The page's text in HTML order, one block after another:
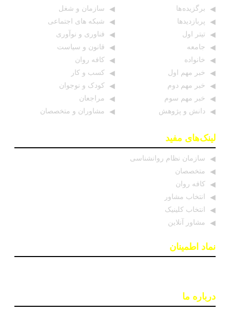
برگزیده ها
پربازدیدها
تیتر اول
جامعه
خانواده
خبر مهم اول
خبر مهم دوم
خبر مهم سوم
دانش و پژوهش
سازمان و شغل
شبکه های اجتماعی
فناوری و نوآوری
قانون و سیاست
کافه روان
کسب و کار
کودک و نوجوان
مراجعان
مشاوران و متخصصان
لینک‌های مفید
سازمان نظام روانشناسی
متخصصان
کافه روان
انتخاب مشاور
انتخاب کلینیک
مشاور آنلاین
نماد اطمینان
درباره ما